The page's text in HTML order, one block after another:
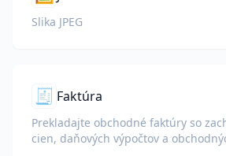
Slika JPEG
🧾 Faktúra
Prekladajte obchodné faktúry so
cien, daňových výpočtov a